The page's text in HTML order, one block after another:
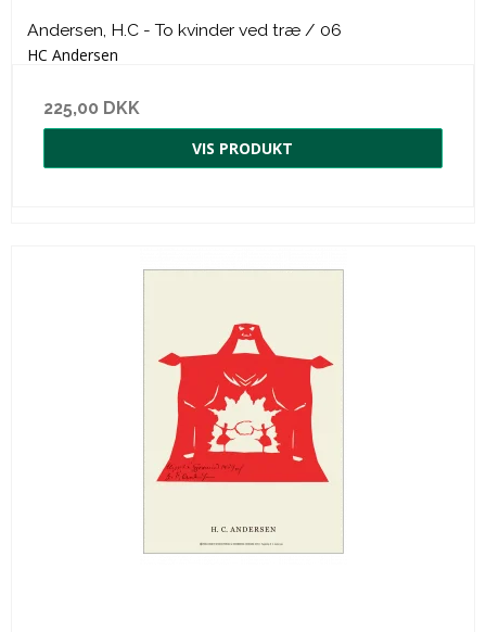
Andersen, H.C - To kvinder ved træ / 06
HC Andersen
225,00 DKK
VIS PRODUKT